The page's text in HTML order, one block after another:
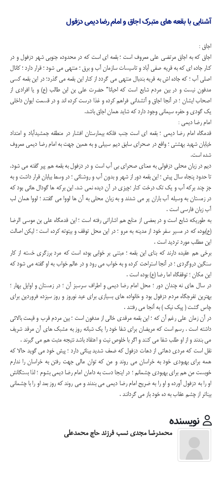
آشنایی با بقعه های متبرک اجاق و امام رضا دیمی دزفول
اجاق :
اجاق که به اجاق مرتضی علی معروف است ؛ بقعه ای است که در محدوده جنوبی شهر دزفول و در
کنار جاده ای که به قریه صفی آباد و تاسیسات سازمان آب و برق ؛ منتهی می شود ؛ قرار دارد ؛ کانال
اصلی آب ؛ که جاده اش به قریه بندبال منتهی می گردد از کنار این بقعه می گذرد؛ در این بقعه کسی
مدفون نیست و در بین مردم شایع است که احیانا” حضرت علی بن ابن طالب (ع) و یا افرادی از
اصحاب ایشان ؛ در آنجا اجاق و آتشدانی فراهم کرده و غذا درست کرده اند و در قسمت ایوان داخلی
یک گودی و حفره سیمانی وجود دارد که شاید همان اجاق باشد.
امام رضا دیمی :
قدمگاه امام رضا دیمی ؛ بقعه ای است جنب فلکه بیمارستان افشار در منطقه جمشیدآباد و امتداد
خیابان شهید بهشتی ؛ واقع در صحرای سابق دیم سبیلی و به همین جهت به امام رضا دیمی معروف
شده است.
دیم در زبان محلی دزفولی به معنای صحرای بی آب است و در دزفول به بقعه هم پیر گفته می شود.
تا حدود پنجاه سال پیش ؛ این بقعه دور از شهر و بدون آب و روشنائی ؛ در وسط بیابان قرار داشت و به
جز چند برکه آب و یک تک درخت کنار ؛چیزی در آن دیده نمی شد. این برکه ها گودال هائی بود که
در زمستان به وسیله آب باران پر می شدند و به زبان محلی به آن ها لووا می گفتند ؛ لووا همان لب
آب زبان فارسی است .
به طوریکه شایع است و در بعضی از منابع هم اشاراتی رفته است ؛ این قدمگاه علی بن موسی الرضا
(ع)بوده که در مسیر سفر خود از مدینه به مرو ؛ در این محل توقف و بیتوته کرده است ؛ لیکن اصالت
این مطلب مورد تردید است .
برخی هم عقیده دارند که بنای این بقعه ؛ مبتنی بر خوابی بوده است که مرد برزگری خسته از کار
سنگین دروگردی ؛ در آنجا استراحت کرده و به خواب می رود و در عالم خواب به او گفته می شود که
این مکان ؛ توقفگاه اما رضا (ع) بوده است .
در سال های نه چندان دور ؛ محل امام رضا دیمی و اطراف سرسبز آن ؛ در زمستان و اوایل بهار ؛
بهترین تفرجگاه مردم دزفول بود و خانواده های بسیازی برای عید نوروز و روز سیزده فروردین برای
چاس گشت ( پیک نیک ) به آنجا می رفتند .
در آن زمان علی رغم آن که ؛ این بقعه مرقدی خالی از مدفون است ؛ بین مردم قرب و قیمت بالائی
داشته است . رسم است که مریضان برای شفا خود را یک شبانه روز به مشبک های آن مرقد شریف
می بندند و از او طلب شفا می کنند و اگر با خلوص نیت و اعتقاد باشد نتیجه مثبت هم می گیرند .
نقل است که مردی دهاتی از دهات دزفول که ضعف شدید بینائی دارد ؛ پیش خود می گوید حالا که
همه برای بهبودی خود به خراسان می روند و من که توان مالی جهت رفتن به خراسان را ندارم
خوبست من هم برای بهبودی چشمانم ؛ در اینجا دست به دامان امام رضا دیمی بشوم ؛ لذا بستگانش
او را به دزفول آورده و او را به ضریح امام رضا دیمی می بندند و می روند که روز بعد او را با چشمانی
بیناتر از چشم عقاب به ده خود باز می گردانند .
نویسنده
محمدرضا مجدی نسب فرزند حاج محمدعلی